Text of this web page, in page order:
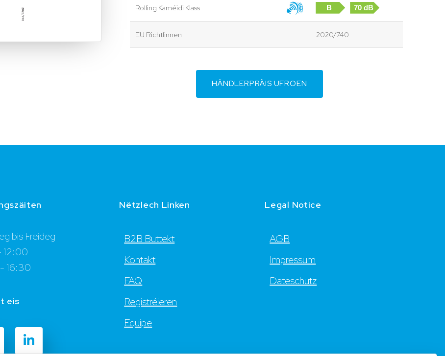
Rolling Kaméidi Klass B 70 dB
EU Richtlinnen 2020/740
HÄNDLERPRÄIS UFROEN
bis Freideg
16:30
eis
Nëtzlech Linken
B2B Buttekt
Kontakt
FAQ
Registréieren
Equipe
Legal Notice
AGB
Impressum
Dateschutz